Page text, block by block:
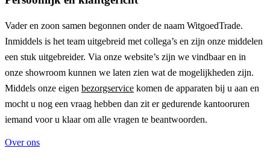
Vader en zoon samen begonnen onder de naam WitgoedTrade.
Inmiddels is het team uitgebreid met collega’s en zijn onze middelen
een stuk uitgebreider. Via onze website’s zijn we vindbaar en in
onze showroom kunnen we laten zien wat de mogelijkheden zijn.
Middels onze eigen bezorgservice komen de apparaten bij u aan en
mocht u nog een vraag hebben dan zit er gedurende kantooruren
iemand voor u klaar om alle vragen te beantwoorden.
Over ons